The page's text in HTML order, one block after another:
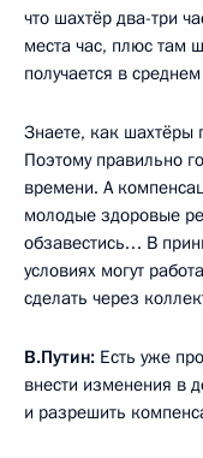
что шахтёр два-три
места час, плюс там
получается в
Знаете, как шахтёры
Поэтому правильно
времени. А
молодые здоровые
обзавестись… В
условиях могут
сделать через
В.Путин: Есть уже
внести изменения в
и разрешить